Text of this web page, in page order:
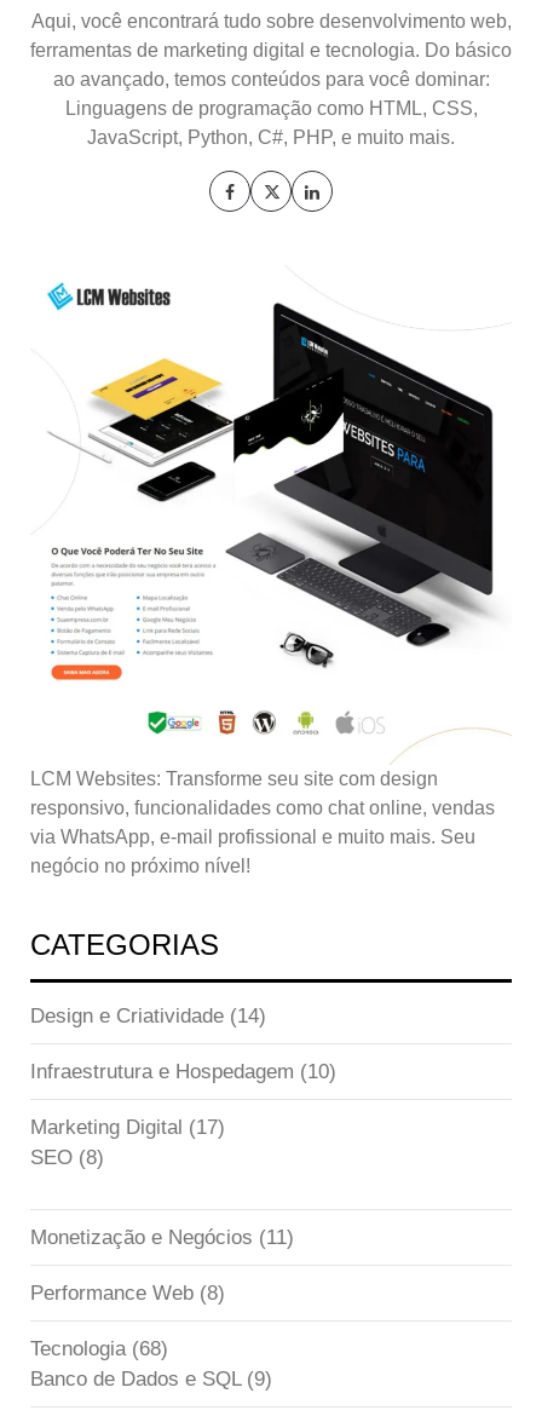
Aqui, você encontrará tudo sobre desenvolvimento web,
ferramentas de marketing digital e tecnologia. Do básico
ao avançado, temos conteúdos para você dominar:
Linguagens de programação como HTML, CSS,
JavaScript, Python, C#, PHP, e muito mais.
LCM Websites: Transforme seu site com design
responsivo, funcionalidades como chat online, vendas
via WhatsApp, e-mail profissional e muito mais. Seu
negócio no próximo nível!
CATEGORIAS
Design e Criatividade (14)
Infraestrutura e Hospedagem (10)
Marketing Digital (17)
SEO (8)
Monetização e Negócios (11)
Performance Web (8)
Tecnologia(68)
Banco de Dados e SQL(9)